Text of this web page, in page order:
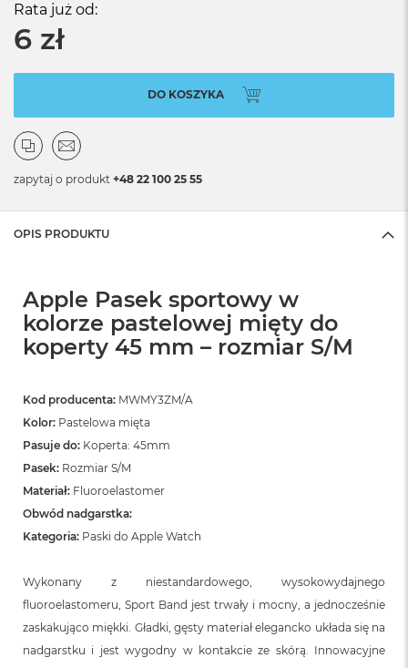
Rata już od:
6 zł
DO KOSZYKA
zapytaj o produkt +48 22 100 25 55
OPIS PRODUKTU
Apple Pasek sportowy w
kolorze pastelowej mięty do
koperty 45 mm – rozmiar S/M
Kod producenta: MWMY3ZM/A
Kolor: Pastelowa mięta
Pasuje do: Koperta: 45mm
Pasek: Rozmiar S/M
Materiał: Fluoroelastomer
Obwód nadgarstka:
Kategoria: Paski do Apple Watch
Wykonany z niestandardowego, wysokowydajnego
fluoroelastomeru, Sport Band jest trwały i mocny, a jednocześnie
zaskakująco miękki. Gładki, gęsty materiał elegancko układa się na
nadgarstku i jest wygodny w kontakcie ze skórą. Innowacyjne